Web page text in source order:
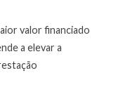
valor financiado
a elevar a